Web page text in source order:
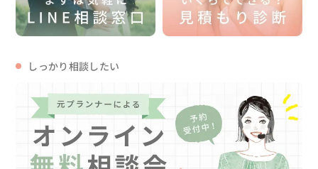
しっかり相談したい